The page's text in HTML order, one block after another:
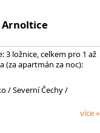
Arnoltice
3 ložnice, celkem pro 1 až
(za apartmán za noc):
/ Severní Čechy/
více »